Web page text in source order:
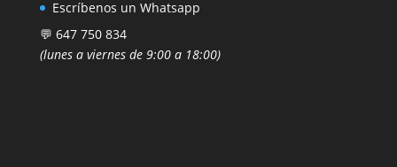
Escríbenos un Whatsapp
💬 647 750 834
(lunes a viernes de 9:00 a 18:00)